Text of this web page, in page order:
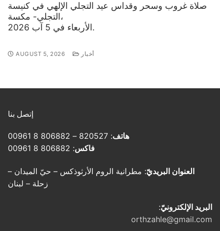
صلاة غروب وسحر وقداس عيد التجلي الإلهي في كنيسة
التجلي- مكسة،
الأربعاء في 5 آب 2026.
AUGUST 5, 2026 أخبار
إتصل بنا
هاتف: 820527 – 806882 8 00961
فاكس: 806882 8 00961
العنوان البريديّ: مطرانية الروم الأرثوذكس – حيّ الميدان –
زحلة – لبنان
البريد الإلكترونيّ:
orthzahle@gmail.com